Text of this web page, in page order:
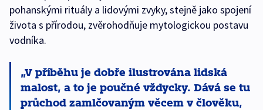
pohanskými rituály a lidovými zvyky, stejně jako spojení
života s přírodou, zvěrohodňuje mytologickou postavu
vodníka.
V příběhu je dobře ilustrována lidská
malost, a to je poučné vždycky. Dává se tu
průchod zamlčovaným věcem v člověku,